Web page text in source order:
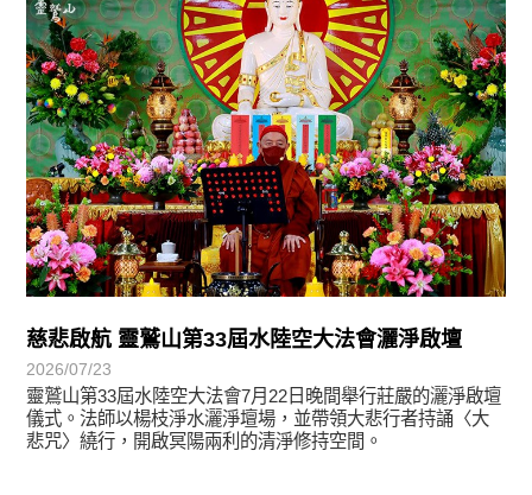
慈悲啟航 靈鷲山第33屆水陸空大法會灑淨啟壇
2026/07/23
靈鷲山第33屆水陸空大法會7月22日晚間舉行莊嚴的灑淨啟壇
儀式。法師以楊枝淨水灑淨壇場，並帶領大悲行者持誦〈大
悲咒〉繞行，開啟冥陽兩利的清淨修持空間。